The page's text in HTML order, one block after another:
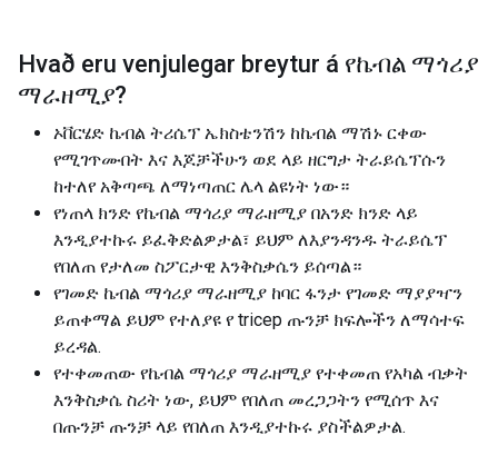
Hvað eru venjulegar breytur á የኬብል ማጎሪያ
ማራዘሚያ?
ኦቨርሄድ ኬብል ትሪሴፕ ኤክስቴንሽን ከኬብል ማሽኑ ርቀው
የሚገጥሙበት እና እጆቻችሁን ወደ ላይ ዘርግታ ትራይሴፕሱን
ከተለየ አቅጣጫ ለማነጣጠር ሌላ ልዩነት ነው።
የነጠላ ክንድ የኬብል ማጎሪያ ማራዘሚያ በአንድ ክንድ ላይ
እንዲያተኩሩ ይፈቅድልዎታል፣ ይህም ለእያንዳንዱ ትራይሴፕ
የበለጠ የታለመ ስፖርታዊ እንቅስቃሴን ይሰጣል።
የገመድ ኬብል ማጎሪያ ማራዘሚያ ከባር ፋንታ የገመድ ማያያዣን
ይጠቀማል ይህም የተለያዩ የ tricep ጡንቻ ክፍሎችን ለማሳተፍ
ይረዳል.
የተቀመጠው የኬብል ማጎሪያ ማራዘሚያ የተቀመጠ የአካል ብቃት
እንቅስቃሴ ስሪት ነው, ይህም የበለጠ መረጋጋትን የሚሰጥ እና
በጡንቻ ጡንቻ ላይ የበለጠ እንዲያተኩሩ ያስችልዎታል.